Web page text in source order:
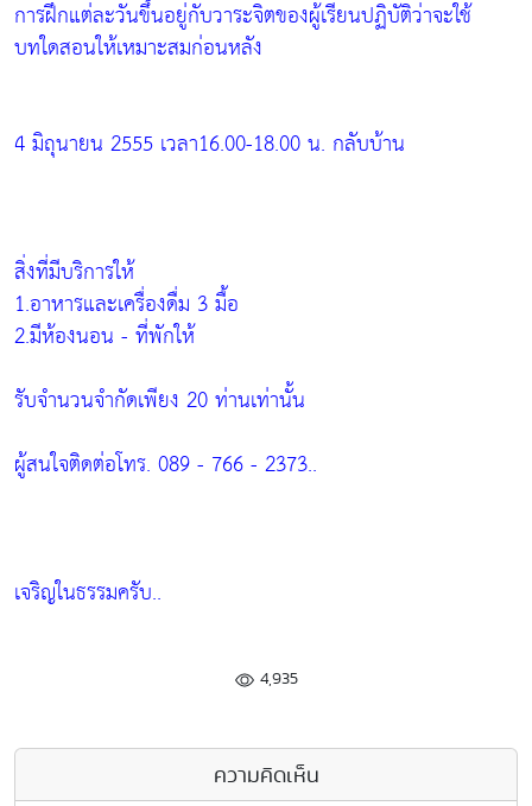
การฝึกแต่ละวันขึ้นอยู่กับวาระจิตของผู้เรียนปฏิบัติว่าจะใช้
บทใดสอนให้เหมาะสมก่อนหลัง
4 มิถุนายน 2555 เวลา16.00-18.00 น. กลับบ้าน
สิ่งที่มีบริการให้
1.อาหารและเครื่องดื่ม 3 มื้อ
2.มีห้องนอน - ที่พักให้
รับจำนวนจำกัดเพียง 20 ท่านเท่านั้น
ผู้สนใจติดต่อโทร. 089 - 766 - 2373..
เจริญในธรรมครับ..
4,935
ความคิดเห็น